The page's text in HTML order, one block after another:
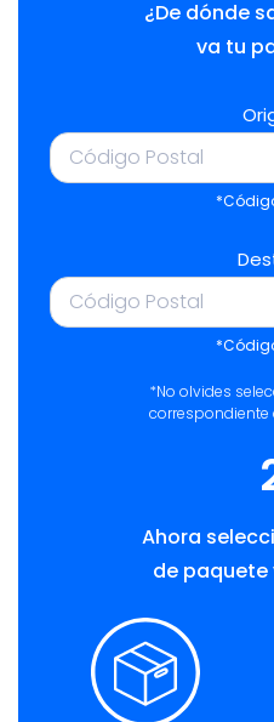
¿De dónde
va tu
*No olvides
Ahora
de paquete